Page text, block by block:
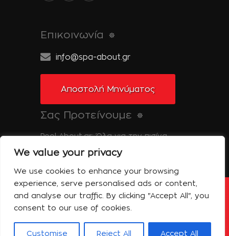
We value your privacy
We use cookies to enhance your browsing
experience, serve personalised ads or content,
and analyse our traffic. By clicking "Accept All", you
consent to our use of cookies.
Customise Reject All Accept All
Επικοινωνία
info@spa-about.gr
Αποστολή Μηνύματος
Σας Προτείνουμε
Pool-About.gr: Όλα για την πισίνα
Tinos-About.gr: Ανακαλύψτε την Τήνο
Copyright © 2014 Spa About | All Rights
Reserved | Powered by Shell-iT
Η Εταιρεία – Spa About
Επικοινωνία
Όροι Χρήσης
Πολιτική Απορρήτου